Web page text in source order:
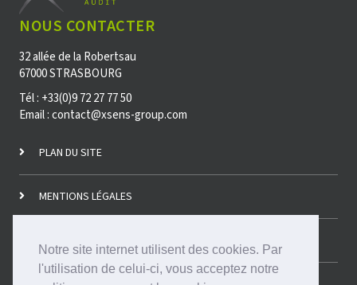
Notre site internet utilisent des cookies. Par
l'utilisation de celui-ci, vous acceptez notre
NOUS CONTACTER
32 allée de la Robertsau
67000 STRASBOURG
Tél : +33(0)9 72 27 77 50
Email : contact@xsens-group.com
PLAN DU SITE
MENTIONS LÉGALES
LE CABINET